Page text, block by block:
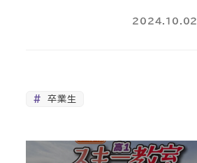
2024.10.02
卒業生